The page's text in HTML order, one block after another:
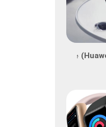
همه چیز درباره هواوی شیر (Huawei Share) ؛